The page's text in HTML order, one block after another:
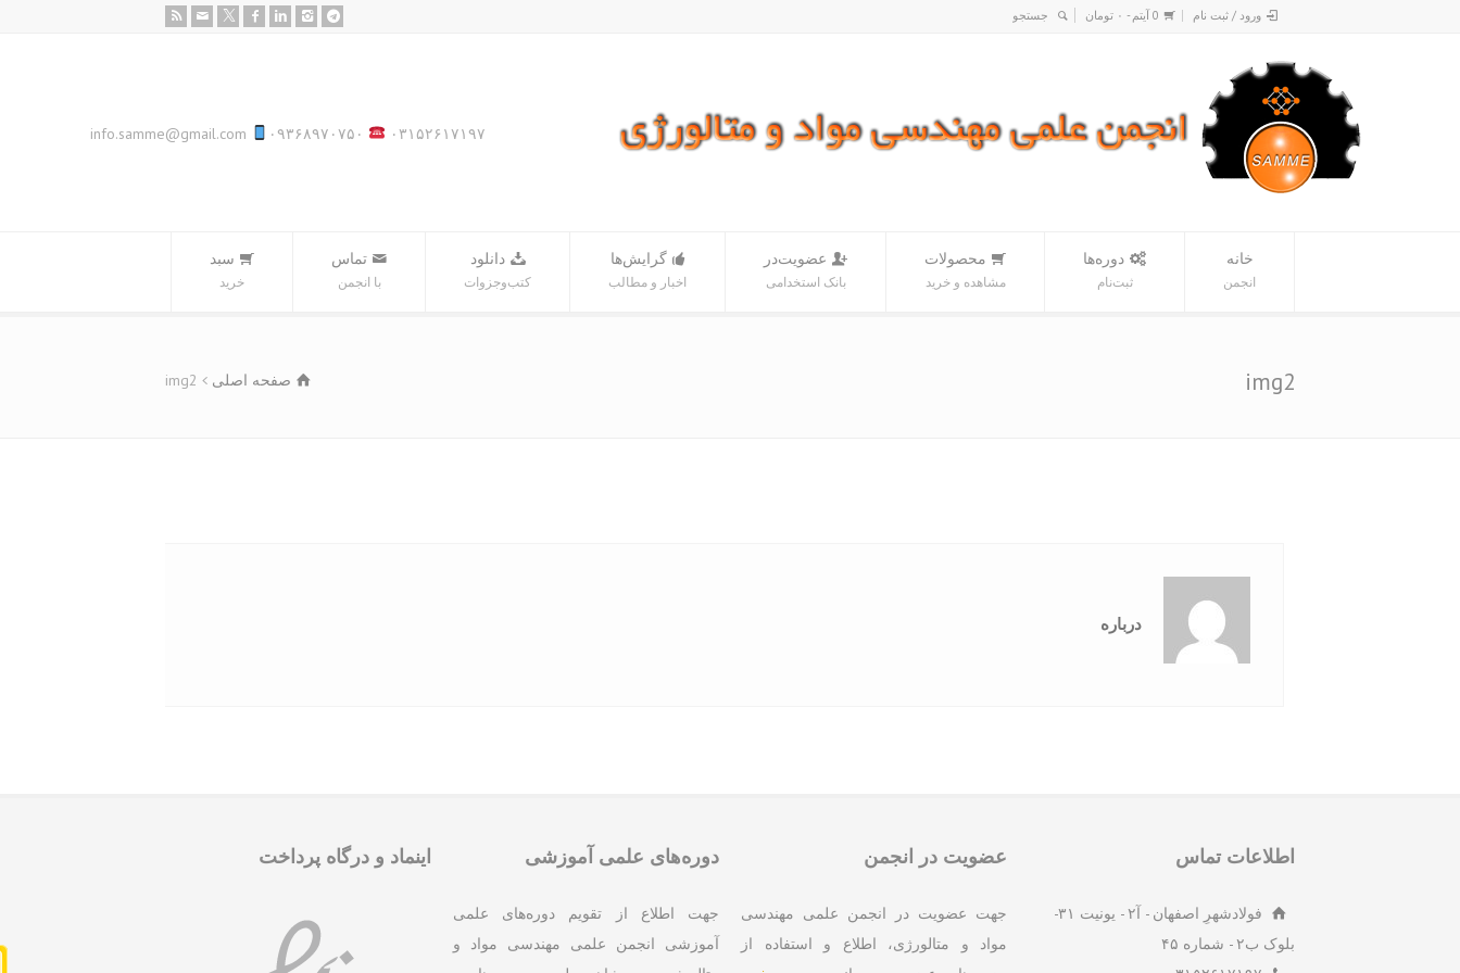
ورود / ثبت نام 0 آیتم - ۰ تومان
info.samme@gmail.com ۰۹۳۶۸۹۷۰۷۵۰ ۰۳۱۵۲۶۱۷۱۹۷
خانه
انجمن
دوره‌ها
ثبت‌نام
محصولات
مشاهده و خرید
عضویت‌در
بانک‌ استخدامی
گرایش‌ها
اخبار و مطالب
دانلود
کتب‌و‌جزوات
تماس
با انجمن
سبد‌
خرید
img2 صفحه اصلی img2
درباره
اطلاعات تماس
فولادشهرِ اصفهان - آ۲ - یونیت ۳۱-
بلوک ب۲ - شماره ۴۵
عضویت در انجمن
جهت عضویت در انجمن علمی مهندسی
مواد و متالورژی، اطلاع و استفاده از
دوره‌های علمی آموزشی
جهت اطلاع از تقویم دوره‌های علمی
آموزشی انجمن علمی مهندسی مواد و
اینماد و درگاه پرداخت